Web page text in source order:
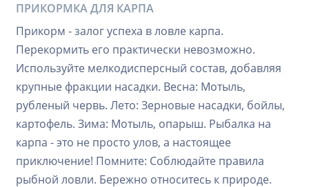
ПРИКОРМКА ДЛЯ КАРПА
Прикорм - залог успеха в ловле карпа.
Перекормить его практически невозможно.
Используйте мелкодисперсный состав, добавляя
крупные фракции насадки. Весна: Мотыль,
рубленый червь. Лето: Зерновые насадки, бойлы,
картофель. Зима: Мотыль, опарыш. Рыбалка на
карпа - это не просто улов, а настоящее
приключение! Помните: Соблюдайте правила
рыбной ловли. Бережно относитесь к природе.